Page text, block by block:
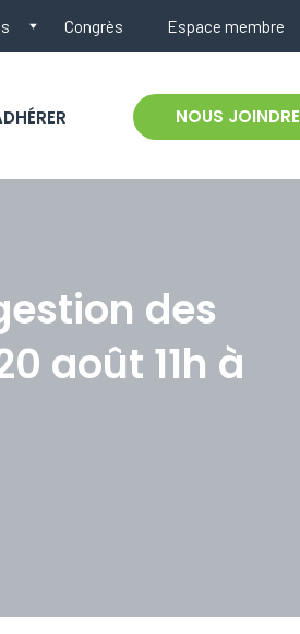
Congrès Espace membre
NOUS JOINDRE
des
août 11h à